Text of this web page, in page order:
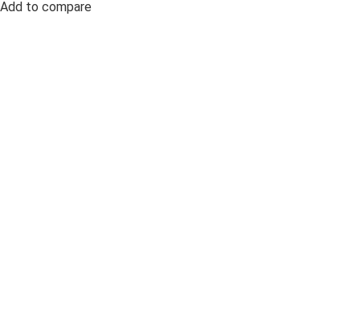
Add to compare